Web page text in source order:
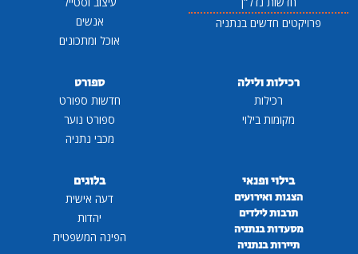
פרויקטים חדשים בנתניה
אנשים
אוכל ומתכונים
רכילות ולילה
רכילות
מקומות בילוי
ספורט
חדשות ספורט
ספורט נוער
מכבי נתניה
בילוי ופנאי
הצגות ואירועים
תרבות לילדים
מסעדות בנתניה
תיירות בנתניה
בלוגים
דעה אישית
יהדות
הפינה המשפטית